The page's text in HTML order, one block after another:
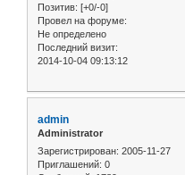
Позитив: [+0/-0]
Провел на форуме:
Не определено
Последний визит:
2014-10-04 09:13:12
admin
Administrator
Зарегистрирован: 2005-11-27
Приглашений: 0